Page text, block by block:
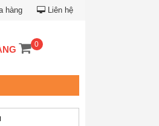
hàng Liên hệ
0